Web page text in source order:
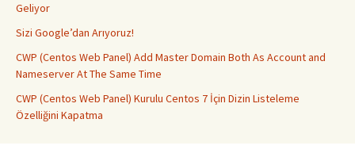
Geliyor
Sizi Google’dan Arıyoruz!
CWP (Centos Web Panel) Add Master Domain Both As Account and
Nameserver At The Same Time
CWP (Centos Web Panel) Kurulu Centos 7 İçin Dizin Listeleme
Özelliğini Kapatma